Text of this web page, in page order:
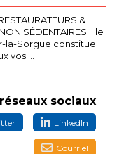
&
SÉDENTAIRES... le
la-Sorgue constitue
vos ...
sociaux
LinkedIn
Courriel